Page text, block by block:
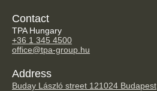
Contact
TPA Hungary
+36 1 345 4500
office@tpa-group.hu
Address
Buday László street 121024 Budapest